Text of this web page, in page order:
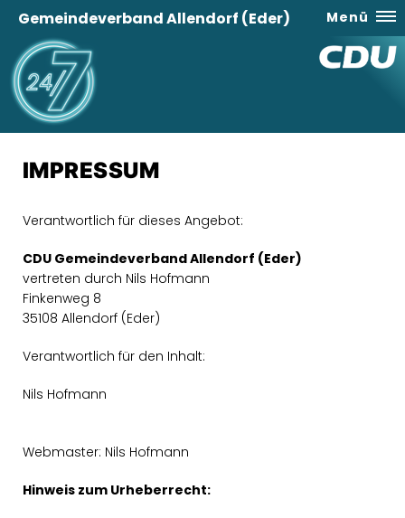
Gemeindeverband Allendorf (Eder) Menü
IMPRESSUM
Verantwortlich für dieses Angebot:
CDU Gemeindeverband Allendorf (Eder)
vertreten durch Nils Hofmann
Finkenweg 8
35108 Allendorf (Eder)
Verantwortlich für den Inhalt:
Nils Hofmann
Webmaster: Nils Hofmann
Hinweis zum Urheberrecht: